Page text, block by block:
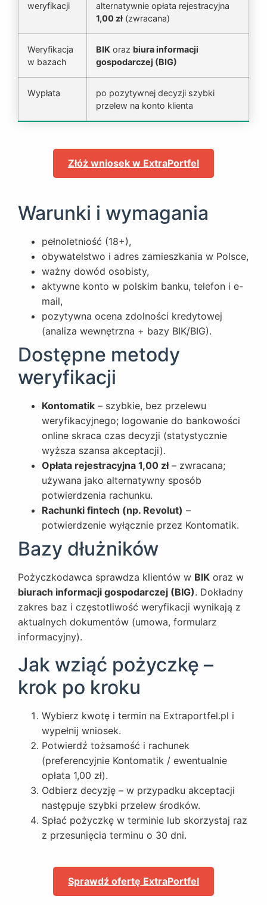
weryfikacji
alternatywnie opłata rejestracyjna
1,00 zł (zwracana)
Weryfikacja
w bazach
BIK oraz biura informacji
gospodarczej (BIG)
Wypłata
po pozytywnej decyzji szybki
przelew na konto klienta
Złóż wniosek w ExtraPortfel
Warunki i wymagania
pełnoletniość (18+),
obywatelstwo i adres zamieszkania w Polsce,
ważny dowód osobisty,
aktywne konto w polskim banku, telefon i e-
mail,
pozytywna ocena zdolności kredytowej
(analiza wewnętrzna + bazy BIK/BIG).
Dostępne metody
weryfikacji
Kontomatik – szybkie, bez przelewu
weryfikacyjnego; logowanie do bankowości
online skraca czas decyzji (statystycznie
wyższa szansa akceptacji).
Opłata rejestracyjna 1,00 zł– zwracana;
używana jako alternatywny sposób
potwierdzenia rachunku.
Rachunki fintech (np. Revolut) –
potwierdzenie wyłącznie przez Kontomatik.
Bazy dłużników
Pożyczkodawca sprawdza klientów w BIK oraz w
biurach informacji gospodarczej (BIG). Dokładny
zakres baz i częstotliwość weryfikacji wynikają z
aktualnych dokumentów (umowa, formularz
informacyjny).
Jak wziąć pożyczkę –
krok po kroku
Wybierz kwotę i termin na Extraportfel.pl i
wypełnij wniosek.
Potwierdź tożsamość i rachunek
(preferencyjnie Kontomatik / ewentualnie
opłata 1,00 zł).
Odbierz decyzję – w przypadku akceptacji
następuje szybki przelew środków.
Spłać pożyczkę w terminie lub skorzystaj raz
z przesunięcia terminu o 30 dni.
Sprawdź ofertę ExtraPortfel